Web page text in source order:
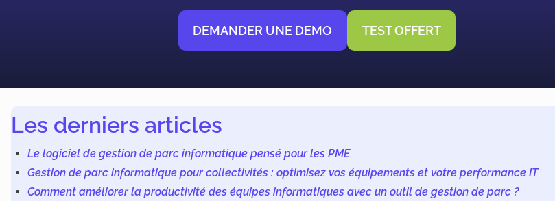
DEMANDER UNE DEMO TEST OFFERT
Les derniers articles
Le logiciel de gestion de parc informatique pensé pour les PME
Gestion de parc informatique pour collectivités : optimisez vos équipements et votre performance IT
Comment améliorer la productivité des équipes informatiques avec un outil de gestion de parc ?